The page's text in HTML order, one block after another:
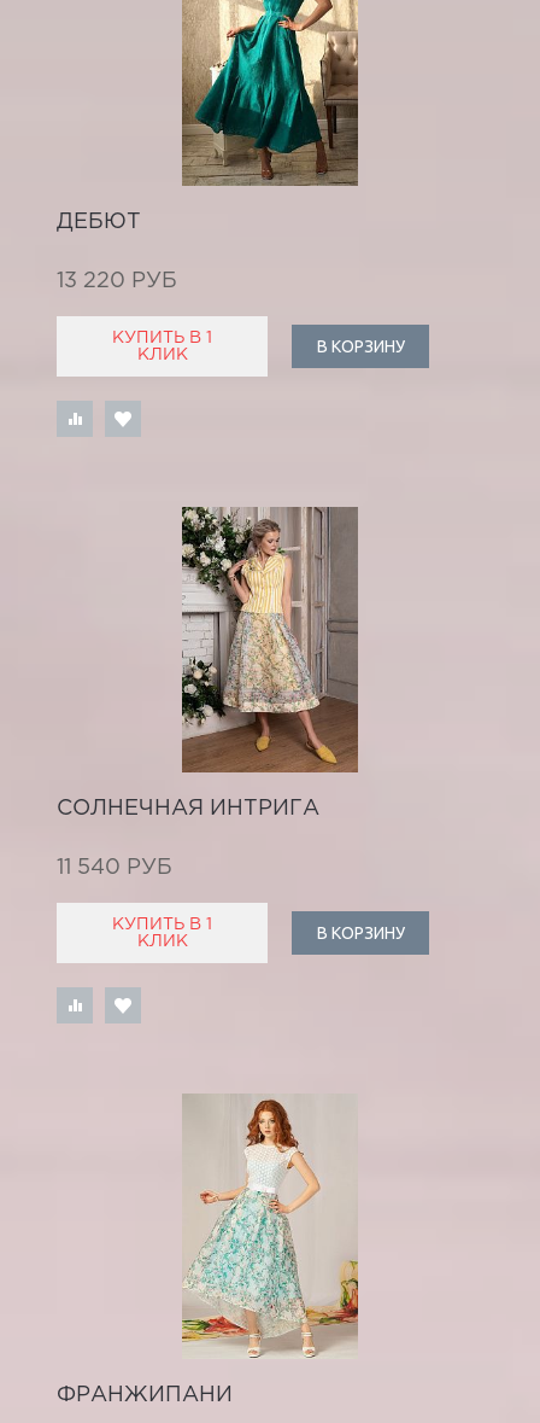
ДЕБЮТ
13 220 РУБ
КУПИТЬ В 1
КЛИК
В КОРЗИНУ
СОЛНЕЧНАЯ ИНТРИГА
11 540 РУБ
КУПИТЬ В 1
КЛИК
В КОРЗИНУ
ФРАНЖИПАНИ